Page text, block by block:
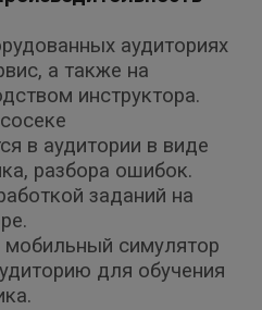
аудиториях
а также на
инструктора.
в аудитории в виде
разбора ошибок.
заданий на
симулятор
для обучения